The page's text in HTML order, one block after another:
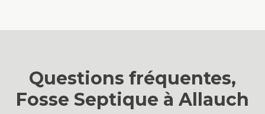
Questions fréquentes,
Fosse Septique à Allauch